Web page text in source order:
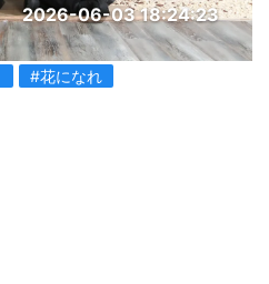
2026-06-03 18:24:23
#花になれ